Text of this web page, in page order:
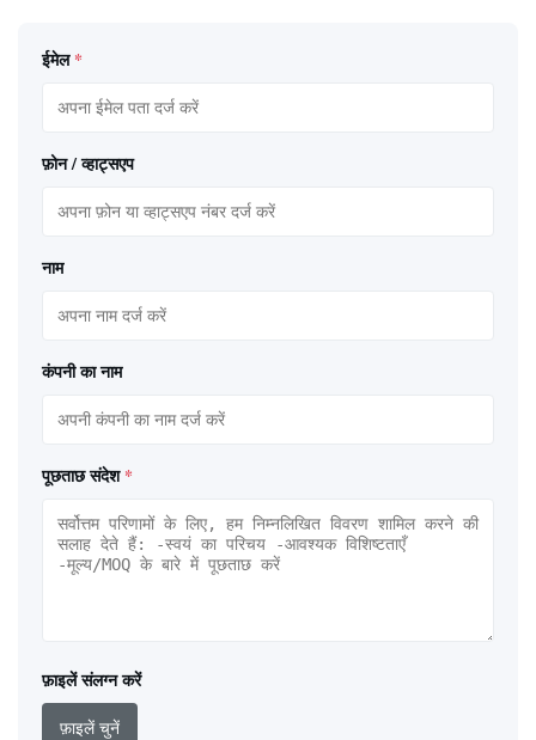
ईमेल *
फ़ोन / व्हाट्सएप
नाम
कंपनी का नाम
पूछताछ संदेश *
फ़ाइलें संलग्न करें
फ़ाइलें चुनें